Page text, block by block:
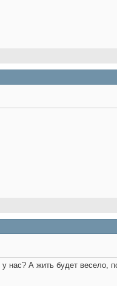
А жить будет весело,